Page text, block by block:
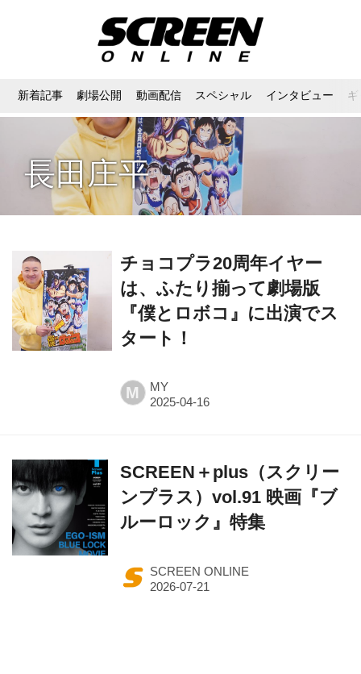
新着記事 劇場公開 動画配信 スペシャル インタビュー
長田庄平
チョコプラ20周年イヤー
は、ふたり揃って劇場版
『僕とロボコ』に出演でス
タート！
M MY
SCREEN＋plus（スクリー
ンプラス）vol.91 映画『ブ
ルーロック』特集
SCREEN ONLINE